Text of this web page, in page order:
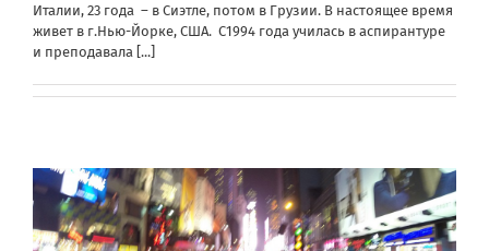
Италии, 23 года – в Сиэтле, потом в Грузии. В настоящее время
живет в г.Нью-Йорке, США. С1994 года училась в аспирантуре
и преподавала [...]